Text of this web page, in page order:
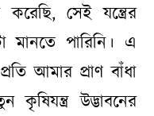
সেই যন্ত্রের
মানতে পারিনি। এ
আমার প্রাণ বাঁধা
উদ্ভাবনের